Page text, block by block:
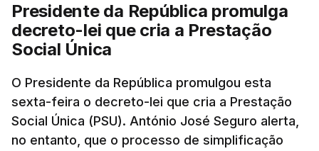
Presidente da República promulga
decreto-lei que cria a Prestação
Social Única
O Presidente da República promulgou esta
sexta-feira o decreto-lei que cria a Prestação
Social Única (PSU). António José Seguro alerta,
no entanto, que o processo de simplificação